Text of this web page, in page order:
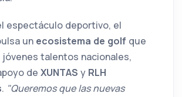
espectáculo deportivo, el
un ecosistema de golf que
jóvenes talentos nacionales,
de XUNTAS y RLH
. "Queremos que las nuevas